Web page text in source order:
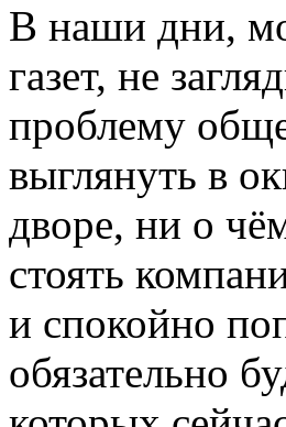
В наши дни,
газет, не
проблему
выглянуть в
дворе, ни о
стоять
и спокойно
обязательно